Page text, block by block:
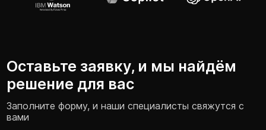
Оставьте заявку, и мы найдём
решение для вас
Заполните форму, и наши специалисты свяжутся с
вами